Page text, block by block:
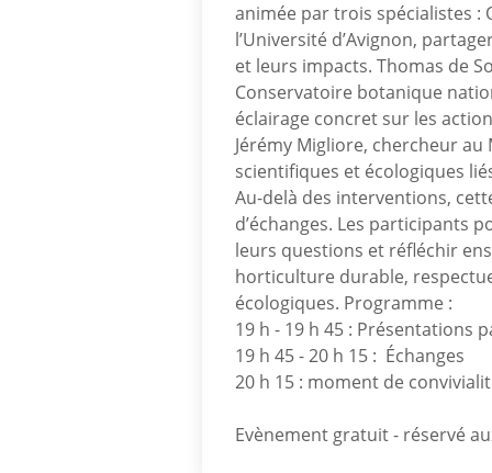
animée par trois spécialistes :
l’Université d’Avignon,
et leurs impacts. Thomas de
Conservatoire botanique
éclairage concret sur les
Jérémy Migliore, chercheur
scientifiques et écologiques
Au-delà des interventions,
d’échanges. Les participants
leurs questions et réfléchir
horticulture durable,
écologiques. Programme :
19 h - 19 h 45 : Présentations
19 h 45 - 20 h 15 : Échanges
20 h 15 : moment de
Evènement gratuit - réservé